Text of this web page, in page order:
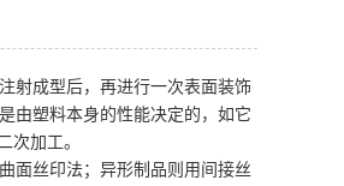
射成型后，再进行一次表面装饰
由塑料本身的性能决定的，如它
次加工。
面丝印法；异形制品则用间接丝